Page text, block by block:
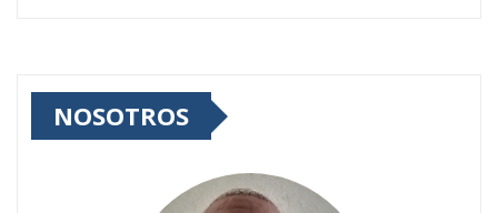
NOSOTROS